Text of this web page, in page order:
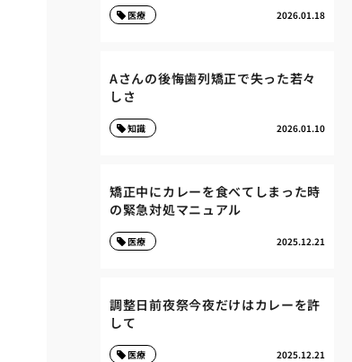
2026.01.18
医療
Aさんの後悔歯列矯正で失った若々
しさ
2026.01.10
知識
矯正中にカレーを食べてしまった時
の緊急対処マニュアル
2025.12.21
医療
調整日前夜祭今夜だけはカレーを許
して
2025.12.21
医療